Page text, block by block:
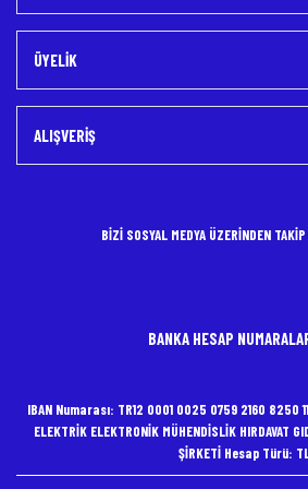
ÜYELİK
ALIŞVERİŞ
BİZİ SOSYAL MEDYA ÜZERİNDEN
BANKA HESAP
IBAN Numarası: TR12 0001 0025 0759 2160 8250
ELEKTRİK ELEKTRONİK MÜHENDİSLİK HIRDAVAT
ŞİRKETİ Hesap Türü: